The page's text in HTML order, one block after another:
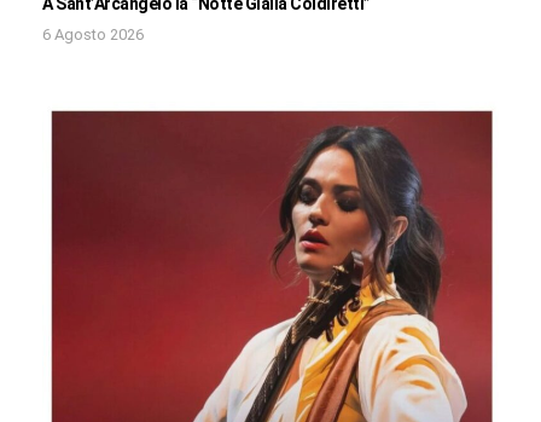
6 Agosto 2026